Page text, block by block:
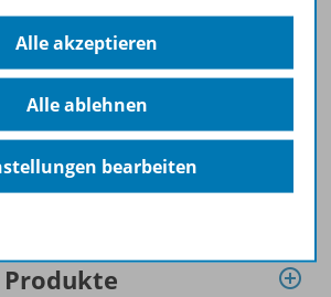
Alle akzeptieren
Alle ablehnen
bearbeiten